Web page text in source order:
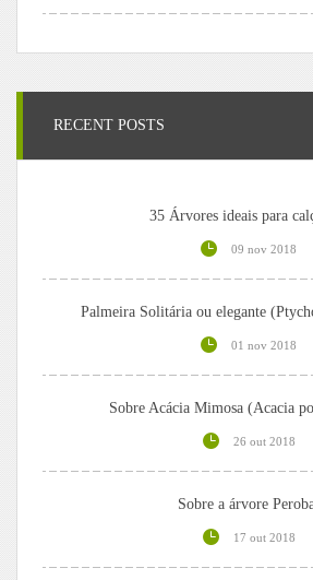
RECENT POSTS
35 Árvores ideais para
09 nov 2018
Palmeira Solitária ou elegante
01 nov 2018
Sobre Acácia Mimosa (Acacia
26 out 2018
Sobre a árvore
17 out 2018